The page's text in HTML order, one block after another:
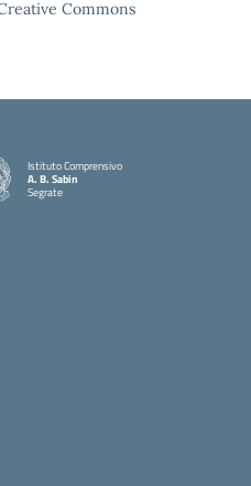
Commons
Istituto Comprensivo
A. B. Sabin
Segrate